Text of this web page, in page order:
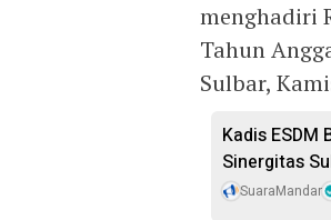
menghadiri
Tahun
Sulbar,
Kadis ESDM
Sinergitas
SuaraMandar